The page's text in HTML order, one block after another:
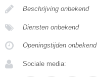
Beschrijving onbekend
Diensten onbekend
Openingstijden onbekend
Sociale media: